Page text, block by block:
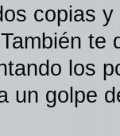
copias
te
los
un golpe